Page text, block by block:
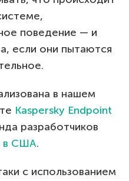
поведение — и
если они пытаются
в нашем
Kaspersky Endpoint
разработчиков
в США.
с использованием